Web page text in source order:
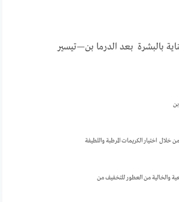
اختيار الكريمات المرطبة واللطيفة
والخالية من العطور للتخفيف من